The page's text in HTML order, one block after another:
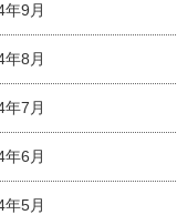
年9月
年8月
年7月
年6月
年5月